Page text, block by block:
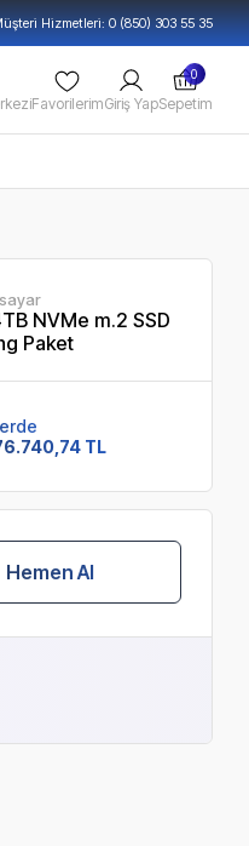
Hizmetleri: 0 (850) 303 55 35
FavorilerimGiriş Yap
0
Sepetim
NVMe m.2 SSD
Paket
TL
Hemen Al